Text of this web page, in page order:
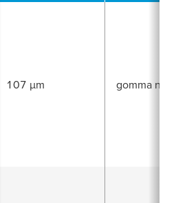
107 µm gomma